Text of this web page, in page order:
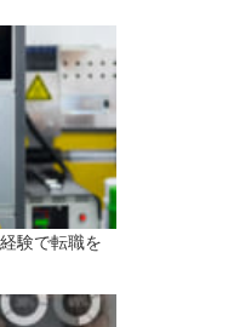
験で転職を